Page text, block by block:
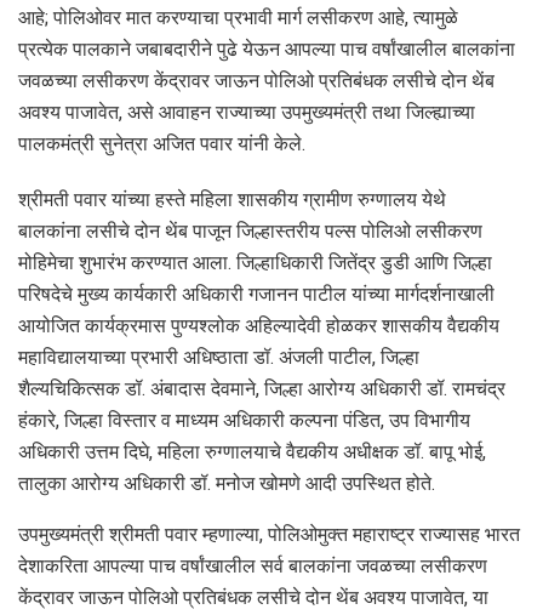
आहे; पोलिओवर मात करण्याचा प्रभावी मार्ग लसीकरण आहे, त्यामुळे
प्रत्येक पालकाने जबाबदारीने पुढे येऊन आपल्या पाच वर्षांखालील बालकांना
जवळच्या लसीकरण केंद्रावर जाऊन पोलिओ प्रतिबंधक लसीचे दोन थेंब
अवश्य पाजावेत, असे आवाहन राज्याच्या उपमुख्यमंत्री तथा जिल्ह्याच्या
पालकमंत्री सुनेत्रा अजित पवार यांनी केले.
श्रीमती पवार यांच्या हस्ते महिला शासकीय ग्रामीण रुग्णालय येथे
बालकांना लसीचे दोन थेंब पाजून जिल्हास्तरीय पल्स पोलिओ लसीकरण
मोहिमेचा शुभारंभ करण्यात आला. जिल्हाधिकारी जितेंद्र डुडी आणि जिल्हा
परिषदेचे मुख्य कार्यकारी अधिकारी गजानन पाटील यांच्या मार्गदर्शनाखाली
आयोजित कार्यक्रमास पुण्यश्लोक अहिल्यादेवी होळकर शासकीय वैद्यकीय
महाविद्यालयाच्या प्रभारी अधिष्ठाता डॉ. अंजली पाटील, जिल्हा
शैल्यचिकित्सक डॉ. अंबादास देवमाने, जिल्हा आरोग्य अधिकारी डॉ. रामचंद्र
हंकारे, जिल्हा विस्तार व माध्यम अधिकारी कल्पना पंडित, उप विभागीय
अधिकारी उत्तम दिघे, महिला रुग्णालयाचे वैद्यकीय अधीक्षक डॉ. बापू भोई,
तालुका आरोग्य अधिकारी डॉ. मनोज खोमणे आदी उपस्थित होते.
उपमुख्यमंत्री श्रीमती पवार म्हणाल्या, पोलिओमुक्त महाराष्ट्र राज्यासह भारत
देशाकरिता आपल्या पाच वर्षांखालील सर्व बालकांना जवळच्या लसीकरण
केंद्रावर जाऊन पोलिओ प्रतिबंधक लसीचे दोन थेंब अवश्य पाजावेत, या